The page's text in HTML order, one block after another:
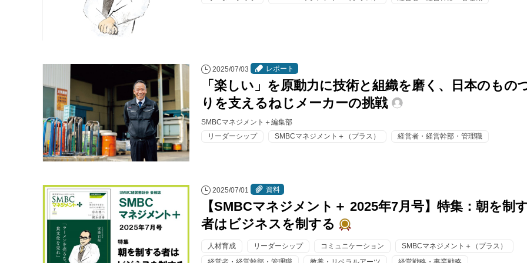
2025/07/03 レポート
「楽しい」を原動力に技術と組織を磨く、日本のもの
りを支えるねじメーカーの挑戦
SMBCマネジメント＋編集部
リーダーシップ
SMBCマネジメント＋（プラス） 経営者・経営幹部・管理職
2025/07/01 資料
【SMBCマネジメント＋ 2025年7月号】特集：朝を制
者はビジネスを制する
人材育成 リーダーシップ コミュニケーション
SMBCマネジメント＋（プラス）